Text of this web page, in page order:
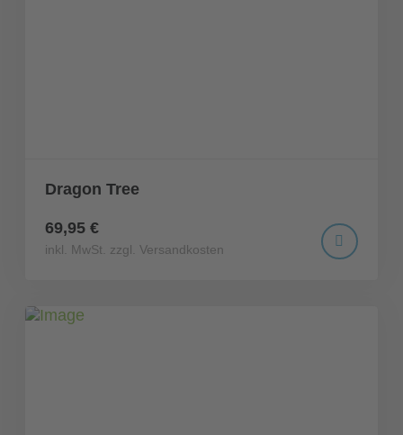
Dragon Tree
69,95 €
inkl. MwSt. zzgl. Versandkosten